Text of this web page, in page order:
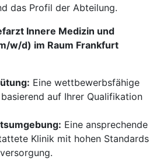
das Profil der Abteilung.
Innere Medizin und
w/d) im Raum Frankfurt
Eine wettbewerbsfähige
auf Ihrer Qualifikation
Eine ansprechende
Klinik mit hohen Standards